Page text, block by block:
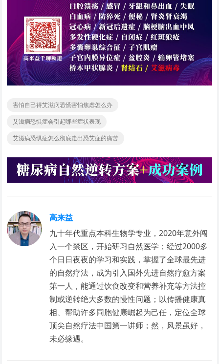
害怕自己得艾滋病恐慌害怕焦虑怎么办
艾滋病恐惧症会引起哪些症状表现
艾滋病恐惧症怎么彻底走出恐艾症的痛苦
高来益
九十年代重点本科生物学专业，2020年意外闯
入一个禁区，开始研习自然医学；经过2000多
个日日夜夜的学习和实践，掌握了全球最先进
的自然疗法，成为引入国外先进自然疗愈方案
第一人，能通过饮食改变和营养补充等方法控
制或逆转绝大多数的慢性问题；以传播健康真
相、帮助许多同胞健康崛起为己任，定位全球
顶尖自然疗法中国第一讲师；然，风景虽好，
未必缘遇。